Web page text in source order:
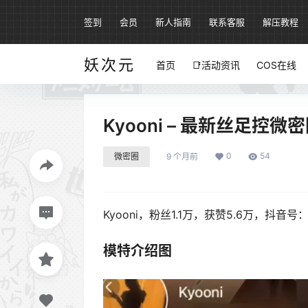
签到 会员 新人指南 联系客服 解压教程
妖次元 首页 📑活动资讯 COS在线
Kyooni – 最新丝足控微
微密圈 9 个月前 0 54
Kyooni，粉丝1.1万，获赞5.6万，抖音号
模特介绍图